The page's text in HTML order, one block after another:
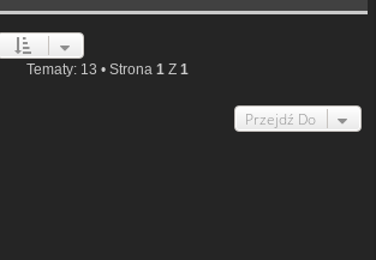
Tematy: 13 • Strona 1Z 1
Przejdź Do